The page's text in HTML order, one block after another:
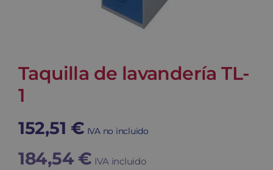
Taquilla de lavandería TL-
1
152,51 € IVA no incluido
184,54 € IVA incluido